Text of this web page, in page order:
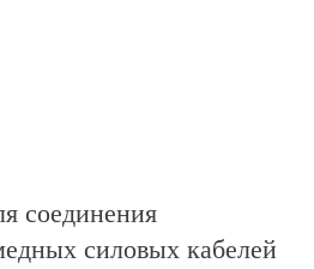
соединения
силовых кабелей